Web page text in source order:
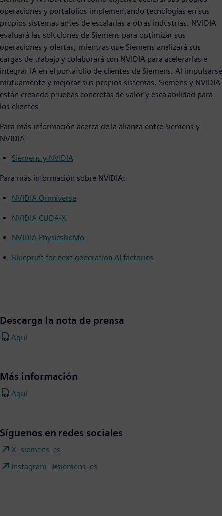
operaciones y portafolios implementando tecnologías en sus
propios sistemas antes de escalarlas a otras industrias. NVIDIA
evaluará las soluciones de Siemens para optimizar sus
operaciones y ofertas, mientras que Siemens analizará sus
cargas de trabajo y colaborará con NVIDIA para acelerarlas e
integrar IA en el portafolio de clientes de Siemens. Al impulsarse
mutuamente y mejorar sus propios sistemas, Siemens y NVIDIA
están creando pruebas concretas de valor y escalabilidad para
los clientes.
Para más información acerca de la alianza entre Siemens y
NVIDIA:
Siemens y NVIDIA
Para más información sobre NVIDIA:
NVIDIA Omniverse
NVIDIA CUDA-X
NVIDIA PhysicsNeMo
Blueprint for next generation AI factories
Descarga la nota de prensa
Aquí
Más información
Aquí
Síguenos en redes sociales
X: siemens_es
Instagram: @siemens_es